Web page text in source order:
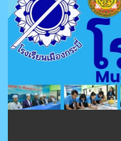
โรง
ก